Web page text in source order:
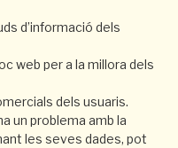
d’informació dels
web per a la millora dels
dels usuaris.
un problema amb la
les seves dades, pot